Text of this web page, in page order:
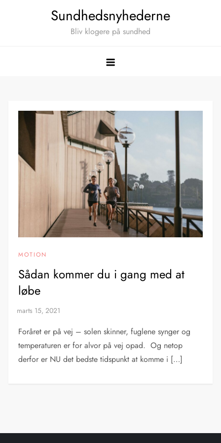
Sundhedsnyhederne
Bliv klogere på sundhed
MOTION
Sådan kommer du i gang med at
løbe
Foråret er på vej – solen skinner, fuglene synger og
temperaturen er for alvor på vej opad. Og netop
derfor er NU det bedste tidspunkt at komme i […]